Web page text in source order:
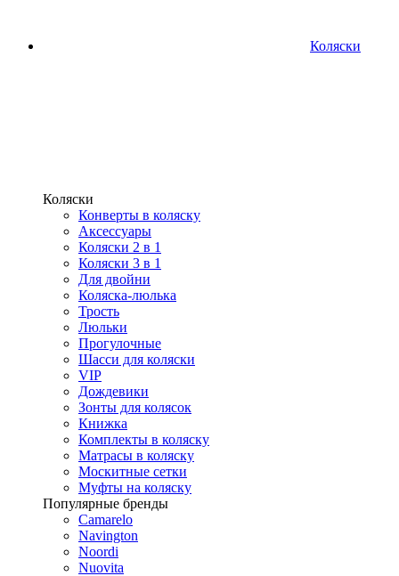
Коляски
Коляски
Конверты в коляску
Аксессуары
Коляски 2 в 1
Коляски 3 в 1
Для двойни
Коляска-люлька
Трость
Люльки
Прогулочные
Шасси для коляски
VIP
Дождевики
Зонты для колясок
Книжка
Комплекты в коляску
Матрасы в коляску
Москитные сетки
Муфты на коляску
Популярные бренды
Camarelo
Navington
Noordi
Nuovita